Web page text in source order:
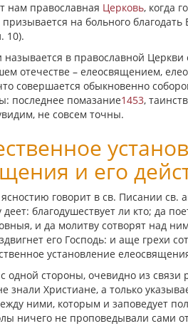
нам православная Церковь, когда
на больного
10).
в православной Церкви
отечестве – елеосвящением,
совершается обыкновенно
последнее помазание1453,
не совсем точны.
и его
говорит в св. Писании св.
благодушествует ли кто; да
и да молитву сотворят над
его Господь: и аще грехи
установление
одной стороны, очевидно из связи
знали Христиане, а только
ними, которым и заповедует
ничего не проповедывали сами